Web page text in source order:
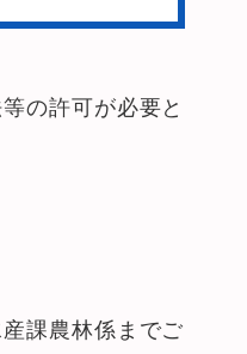
の許可が必要と
課農林係までご